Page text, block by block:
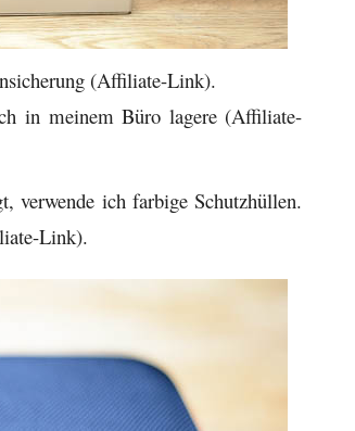
(Affiliate-Link).
in meinem Büro lagere (Affiliate-
verwende ich farbige Schutzhüllen.
Link).